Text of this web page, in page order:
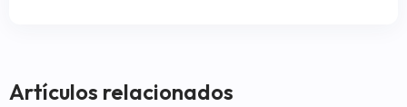
Artículos relacionados